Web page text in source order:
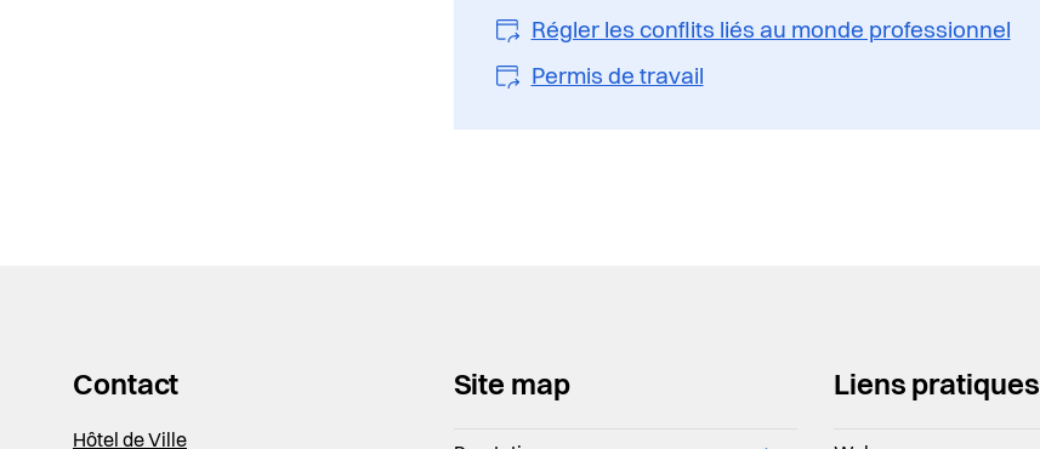
Régler les conflits liés au monde professionnel
Permis de travail
Contact
Hôtel de Ville
Site map Liens pratiques